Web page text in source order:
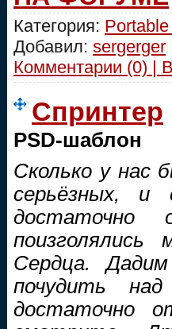
Категория:
Добавил: sergerger
Комментарии (0) |
Спринтер
PSD-шаблон
Сколько у нас
серьёзных,
достаточно
Сердца.
почудить
достаточно